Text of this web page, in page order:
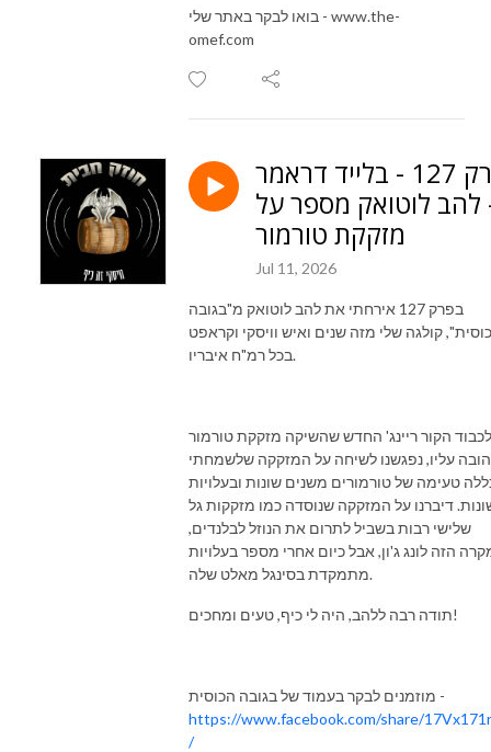
בואו לבקר באתר שלי - www.the-
omef.com
פרק 127 - בלייד דראמר
להב לוטואק מספר על
מזקקת טורמור
Jul 11, 2026
בפרק 127 אירחתי את להב לוטואק מ"בגובה
קולגה שלי מזה שנים ואיש וויסקי וקראפט
בכל רמ"ח איבריו.
לכבוד הקור ריינג' החדש שהשיקה מזקקת טורמור
עליו, נפגשנו לשיחה על המזקקה שלשמחתי
טעימה של טורמורים משנים שונות ובעלויות
דיברנו על המזקקה שנוסדה כמו מזקקות גל
שלישי רבות בשביל לתרום את הנוזל לבלנדים,
הזה לונג ג'ון, אבל כיום אחרי מספר בעלויות
מתמקדת בסינגל מאלט שלה.
תודה רבה ללהב, היה לי כיף, טעים ומחכים!
מוזמנים לבקר בעמוד של בגובה הכוסית -
https://www.facebook.com/share/
/